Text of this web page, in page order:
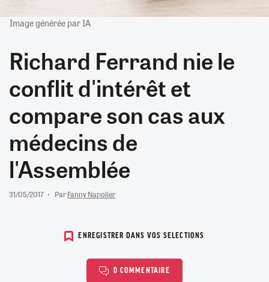
Image générée par IA
Richard Ferrand nie le
conflit d'intérêt et
compare son cas aux
médecins de
l'Assemblée
31/05/2017 ParFanny Napolier
ENREGISTRER DANS VOS SELECTIONS
0 COMMENTAIRE